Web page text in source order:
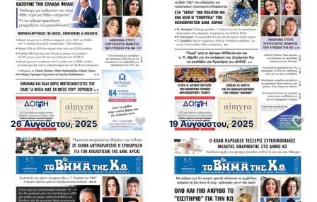
26 Αυγούστου, 2025 19 Αυγούστου, 2025